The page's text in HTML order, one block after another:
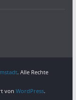
. Alle Rechte
vonWordPress.